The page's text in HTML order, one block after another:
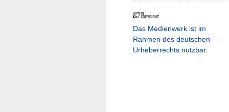
Das Medienwerk ist im
Rahmen des deutschen
Urheberrechts nutzbar.